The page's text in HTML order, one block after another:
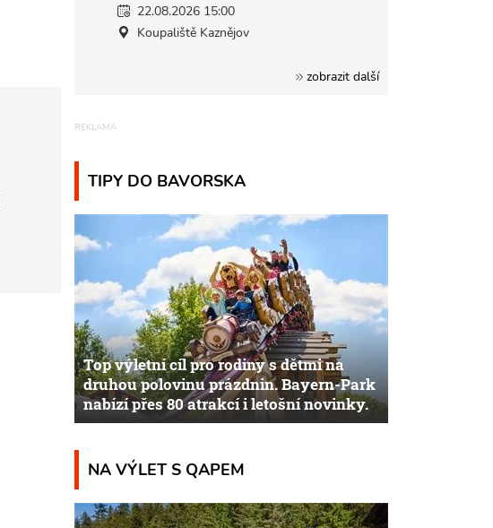
22.08.2026 15:00
Koupaliště Kaznějov
zobrazit další
TIPY DO BAVORSKA
Top výletní cíl pro rodiny s dětmi na
druhou polovinu prázdnin. Bayern-Park
nabízí přes 80 atrakcí i letošní novinky.
NA VÝLET S QAPEM